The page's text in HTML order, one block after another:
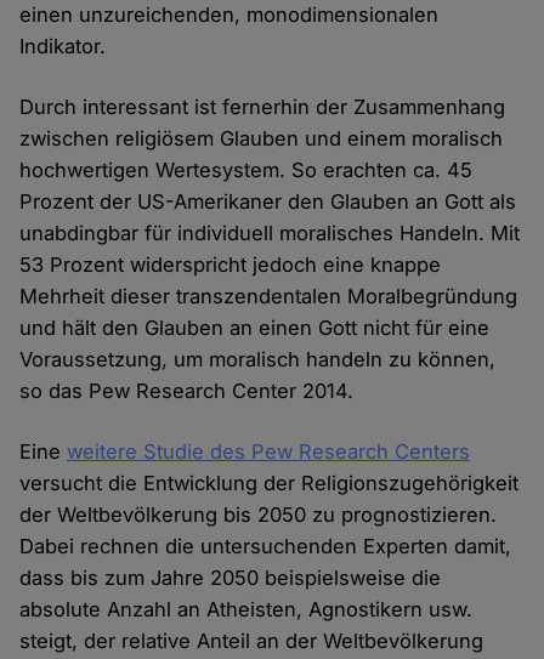
einen unzureichenden, monodimensionalen
Indikator.
Durch interessant ist fernerhin der Zusammenhang
zwischen religiösem Glauben und einem moralisch
hochwertigen Wertesystem. So erachten ca. 45
Prozent der US-Amerikaner den Glauben an Gott als
unabdingbar für individuell moralisches Handeln. Mit
53 Prozent widerspricht jedoch eine knappe
Mehrheit dieser transzendentalen Moralbegründung
und hält den Glauben an einen Gott nicht für eine
Voraussetzung, um moralisch handeln zu können,
so das Pew Research Center 2014.
Eine weitere Studie des Pew Research Centers
versucht die Entwicklung der Religionszugehörigkeit
der Weltbevölkerung bis 2050 zu prognostizieren.
Dabei rechnen die untersuchenden Experten damit,
dass bis zum Jahre 2050 beispielsweise die
absolute Anzahl an Atheisten, Agnostikern usw.
steigt, der relative Anteil an der Weltbevölkerung